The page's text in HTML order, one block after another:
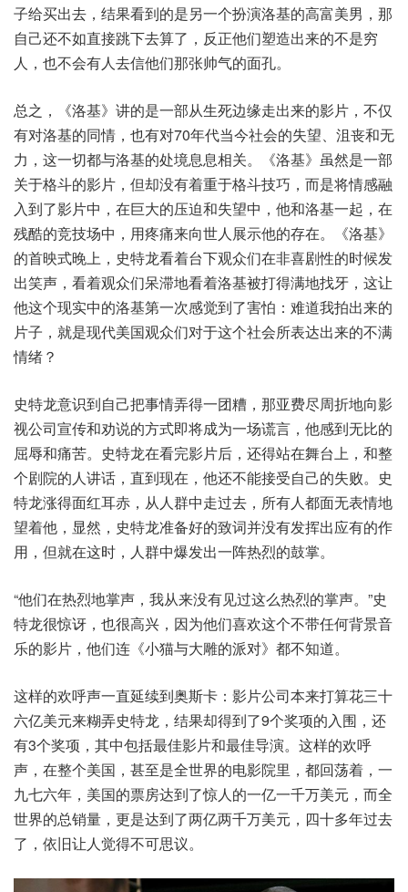
子给买出去，结果看到的是另一个扮演洛基的高富美男，那
自己还不如直接跳下去算了，反正他们塑造出来的不是穷
人，也不会有人去信他们那张帅气的面孔。
总之，《洛基》讲的是一部从生死边缘走出来的影片，不仅
有对洛基的同情，也有对70年代当今社会的失望、沮丧和无
力，这一切都与洛基的处境息息相关。《洛基》虽然是一部
关于格斗的影片，但却没有着重于格斗技巧，而是将情感融
入到了影片中，在巨大的压迫和失望中，他和洛基一起，在
残酷的竞技场中，用疼痛来向世人展示他的存在。《洛基》
的首映式晚上，史特龙看着台下观众们在非喜剧性的时候发
出笑声，看着观众们呆滞地看着洛基被打得满地找牙，这让
他这个现实中的洛基第一次感觉到了害怕：难道我拍出来的
片子，就是现代美国观众们对于这个社会所表达出来的不满
情绪？
史特龙意识到自己把事情弄得一团糟，那亚费尽周折地向影
视公司宣传和劝说的方式即将成为一场谎言，他感到无比的
屈辱和痛苦。史特龙在看完影片后，还得站在舞台上，和整
个剧院的人讲话，直到现在，他还不能接受自己的失败。史
特龙涨得面红耳赤，从人群中走过去，所有人都面无表情地
望着他，显然，史特龙准备好的致词并没有发挥出应有的作
用，但就在这时，人群中爆发出一阵热烈的鼓掌。
“他们在热烈地掌声，我从来没有见过这么热烈的掌声。”史
特龙很惊讶，也很高兴，因为他们喜欢这个不带任何背景音
乐的影片，他们连《小猫与大雕的派对》都不知道。
这样的欢呼声一直延续到奥斯卡：影片公司本来打算花三十
六亿美元来糊弄史特龙，结果却得到了9个奖项的入围，还
有3个奖项，其中包括最佳影片和最佳导演。这样的欢呼
声，在整个美国，甚至是全世界的电影院里，都回荡着，一
九七六年，美国的票房达到了惊人的一亿一千万美元，而全
世界的总销量，更是达到了两亿两千万美元，四十多年过去
了，依旧让人觉得不可思议。